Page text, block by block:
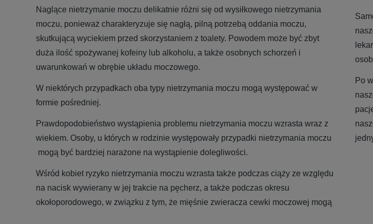
Naglące nietrzymanie moczu delikatnie różni się od wysiłkowego nietrzymania
moczu, ponieważ charakteryzuje się nagłą, pilną potrzebą oddania moczu,
skutkującą wyciekiem przed skorzystaniem z toalety. Powodem może być zbyt
duża ilość spożywanej kofeiny lub alkoholu, a także osobnych schorzeń i
uwarunkowań w obrębie układu moczowego.
W niektórych przypadkach oba typy nietrzymania moczu mogą występować w
formie pośredniej.
Prawdopodobieństwo wystąpienia problemu nietrzymania moczu wzrasta wraz z
wiekiem. Osoby, u których w rodzinie występowały przypadki nietrzymania moczu
mogą być bardziej narażone na wystąpienie dolegliwości.
Wśród kobiet ryzyko nietrzymania moczu wzrasta także podczas ciąży ze względu
na nacisk wywierany w jej trakcie na pęcherz, a także podczas okresu
okołoporodowego, w związku z tym, że mięśnie zwieracza cewki moczowej mogą
Po